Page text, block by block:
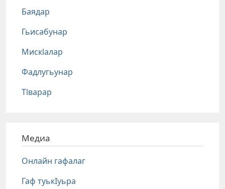
Баядар
Гьисабунар
Мискlалар
Фадлугьунар
Тlварар
Медиа
Онлайн гафалаг
Гаф туькIуьра